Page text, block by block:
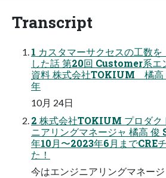
Transcript
1 カスタマーサクセスの工数
した話 第20回 Customer系エ
資料 株式会社TOKIUM 橘
年
10月 24日
2 株式会社TOKIUM プロダク
ニアリングマネージャ 橘高
年10月〜2023年6月までCRE
た！
今はエンジニアリングマネー